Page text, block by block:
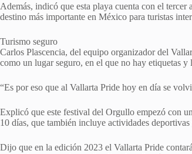
Además, indicó que esta playa cuenta con el
destino más importante en México para turistas
Turismo seguro
Carlos Plascencia, del equipo organizador del
como un lugar seguro, en el que no hay etiquetas y
“Es por eso que al Vallarta Pride hoy en día se
Explicó que este festival del Orgullo empezó con
10 días, que también incluye actividades deportivas
Dijo que en la edición 2023 el Vallarta Pride